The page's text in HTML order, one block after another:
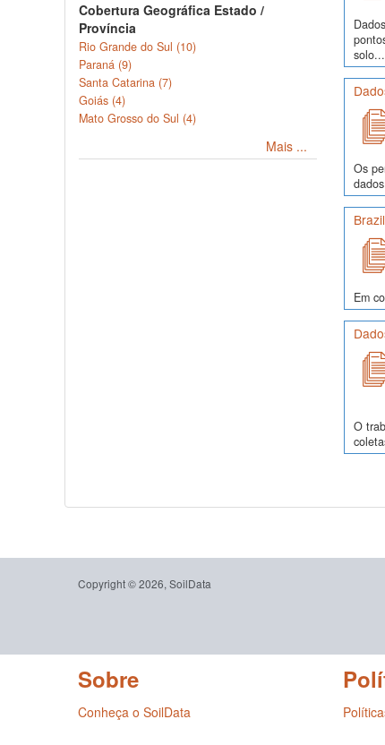
Cobertura Geográfica Estado /
Província
Rio Grande do Sul (10)
Paraná (9)
Santa Catarina (7)
Goiás (4)
Mato Grosso do Sul (4)
Mais ...
solo...
Os
Em
O
Copyright © 2026, SoilData
Sobre
Conheça o SoilData